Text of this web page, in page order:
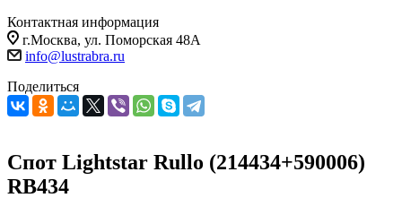
Контактная информация
г.Москва, ул. Поморская 48А
info@lustrabra.ru
Поделиться
Спот Lightstar Rullo (214434+590006)
RB434